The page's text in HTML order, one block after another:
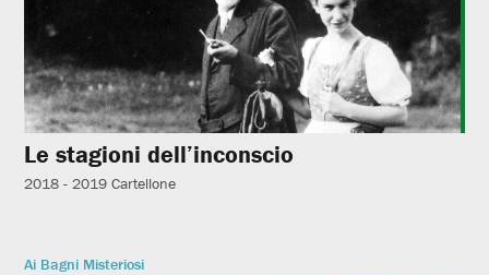
Le stagioni dell’inconscio
2018 - 2019 Cartellone
Ai Bagni Misteriosi